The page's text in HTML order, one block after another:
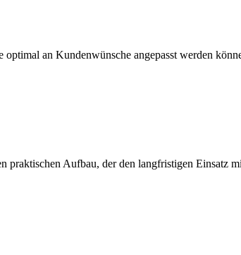
an Kundenwünsche angepasst werden
Aufbau, der den langfristigen Einsatz